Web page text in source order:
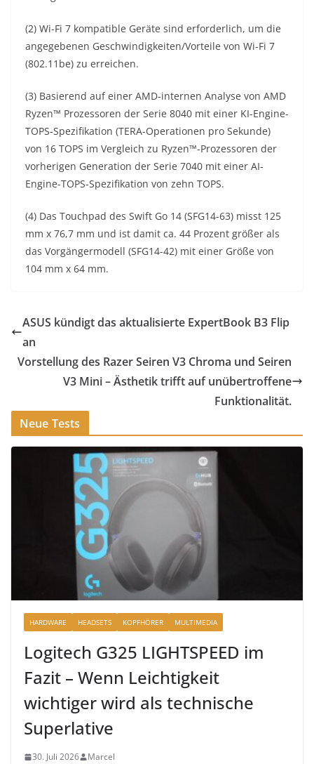
(2) Wi-Fi 7 kompatible Geräte sind erforderlich, um die
angegebenen Geschwindigkeiten/Vorteile von Wi-Fi 7
(802.11be) zu erreichen.
(3) Basierend auf einer AMD-internen Analyse von AMD
Ryzen™ Prozessoren der Serie 8040 mit einer KI-Engine-
TOPS-Spezifikation (TERA-Operationen pro Sekunde)
von 16 TOPS im Vergleich zu Ryzen™-Prozessoren der
vorherigen Generation der Serie 7040 mit einer AI-
Engine-TOPS-Spezifikation von zehn TOPS.
(4) Das Touchpad des Swift Go 14 (SFG14-63) misst 125
mm x 76,7 mm und ist damit ca. 44 Prozent größer als
das Vorgängermodell (SFG14-42) mit einer Größe von
104 mm x 64 mm.
ASUS kündigt das aktualisierte ExpertBook B3 Flip
an
Vorstellung des Razer Seiren V3 Chroma und Seiren
V3 Mini – Ästhetik trifft auf unübertroffene
Funktionalität.
Neue Tests
HARDWARE HEADSETS KOPFHÖRER MULTIMEDIA
Logitech G325 LIGHTSPEED im
Fazit – Wenn Leichtigkeit
wichtiger wird als technische
Superlative
30. Juli 2026 Marcel